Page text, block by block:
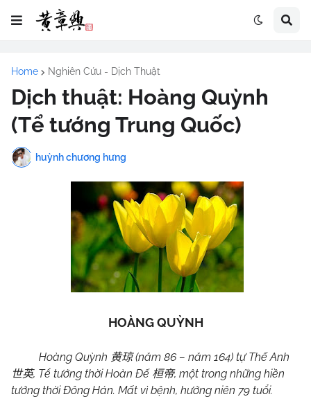
Home Nghiên Cứu - Dịch Thuật
Dịch thuật: Hoàng Quỳnh
(Tể tướng Trung Quốc)
huỳnh chương hưng
HOÀNG QUỲNH
Hoàng Quỳnh 黄琼 (năm 86 – năm 164) tự Thế Anh
世英, Tể tướng thời Hoàn Đế 桓帝, một trong những hiền
tướng thời Đông Hán. Mất vì bệnh, hưởng niên 79 tuổi.